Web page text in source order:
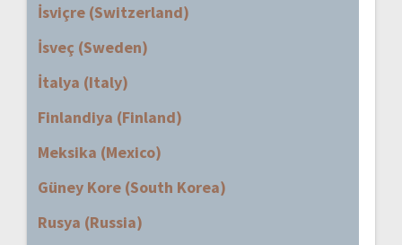
İsviçre (Switzerland)
İsveç (Sweden)
İtalya (Italy)
Finlandiya (Finland)
Meksika (Mexico)
Güney Kore (South Korea)
Rusya (Russia)